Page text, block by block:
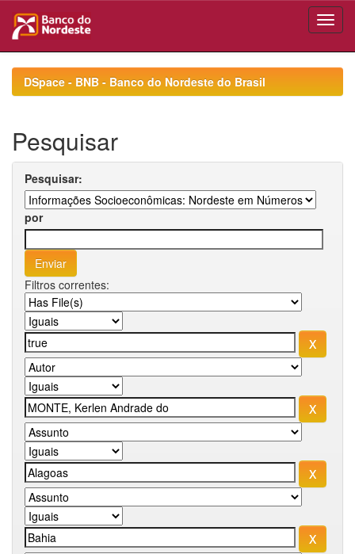
navigationDSpace - BNB - Banco do Nordeste do Brasil
Pesquisar
Pesquisar:
por
Filtros correntes: